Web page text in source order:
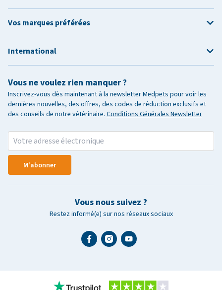
Vous ne voulez rien manquer ?
Inscrivez-vous dès maintenant à la newsletter Medpets pour voir les
dernières nouvelles, des offres, des codes de réduction exclusifs et
des conseils de notre vétérinaire. Conditions Générales Newsletter
M'abonner
Vous nous suivez ?
Restez informé(e) sur nos réseaux sociaux
Vos marques préférées
International